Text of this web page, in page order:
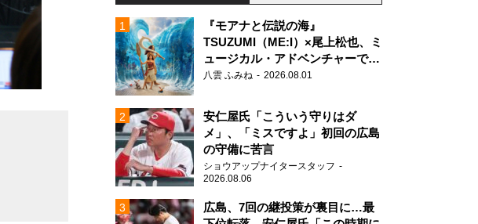
水溜りボンド
『モアナと伝説の海』
TSUZUMI（ME:I）×尾上松也、ミ
ュージカル・アドベンチャーで美
声を響かせる
八雲 ふみね 2026.08.01
安仁屋氏「こういう守りはダ
メ」、「ミスですよ」初回の広島
の守備に苦言
ショウアップナイタースタッフ
2026.08.06
広島、7回の継投策が裏目に…最